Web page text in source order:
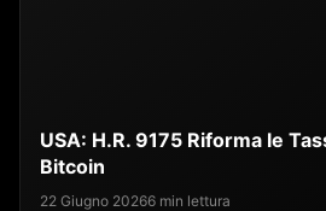
USA: H.R. 9175 Riforma le
Bitcoin
22 Giugno 20266 min lettura